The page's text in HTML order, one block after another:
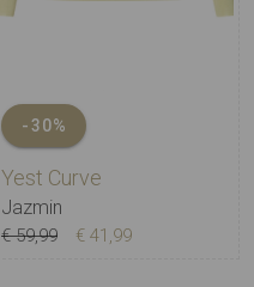
-30%
Yest Curve
Jazmin
€ 59,99 € 41,99